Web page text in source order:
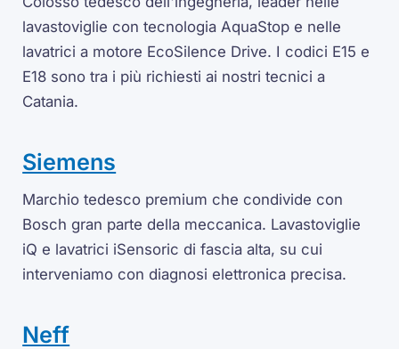
lavastoviglie con tecnologia AquaStop e nelle
lavatrici a motore EcoSilence Drive. I codici E15 e
E18 sono tra i più richiesti ai nostri tecnici a
Catania.
Siemens
Marchio tedesco premium che condivide con
Bosch gran parte della meccanica. Lavastoviglie
iQ e lavatrici iSensoric di fascia alta, su cui
interveniamo con diagnosi elettronica precisa.
Neff